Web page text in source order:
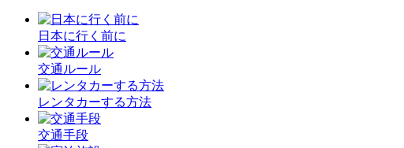
日本に行く前に
交通ルール
レンタカーする方法
交通手段